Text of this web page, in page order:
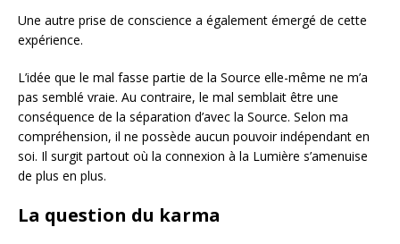
Une autre prise de conscience a également émergé de cette
expérience.
L’idée que le mal fasse partie de la Source elle-même ne m’a
pas semblé vraie. Au contraire, le mal semblait être une
conséquence de la séparation d’avec la Source. Selon ma
compréhension, il ne possède aucun pouvoir indépendant en
soi. Il surgit partout où la connexion à la Lumière s’amenuise
de plus en plus.
La question du karma